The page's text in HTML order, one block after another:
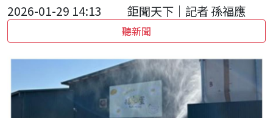
2026-01-29 14:13 鉅聞天下｜記者 孫福應
聽新聞